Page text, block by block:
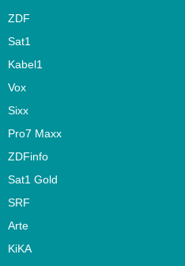
ZDF
Sat1
Kabel1
Vox
Sixx
Pro7 Maxx
ZDFinfo
Sat1 Gold
SRF
Arte
KiKA